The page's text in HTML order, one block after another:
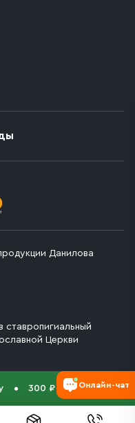
300 ₽
Данилова
ставропигиальный
Церкви
Онлайн-чат